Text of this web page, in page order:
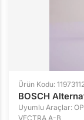
Ürün Kodu:
BOSCH
Uyumlu Araçlar:
VECTRA A-B